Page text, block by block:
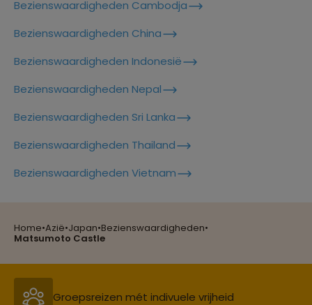
Home•Azië•Japan•Bezienswaardigheden•
Matsumoto Castle
Lees meer over Kuromon Ichiba
Market
Lees meer over Osaka
Lees meer over Osaka Castle
Bezienswaardigheden Cambodja
Bezienswaardigheden China
Bezienswaardigheden Indonesië
Bezienswaardigheden Nepal
Bezienswaardigheden Sri Lanka
Bezienswaardigheden Thailand
Bezienswaardigheden Vietnam
Groepsreizen mét indivuele vrijheid
Persoonlijk en deskundig reisadvies